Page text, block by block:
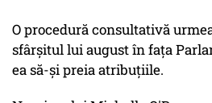
O procedură consultativă
sfârşitul lui august în faţa
ea să-şi preia atribuţiile.